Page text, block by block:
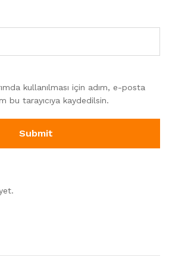
kullanılması için adım, e-posta
bu tarayıcıya kaydedilsin.